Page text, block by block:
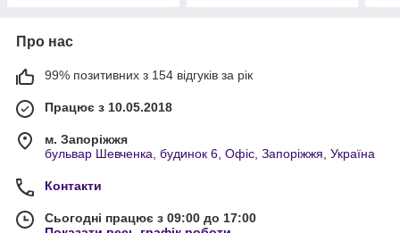
Про нас
99% позитивних з 154 відгуків за рік
Працює з 10.05.2018
м. Запоріжжя
бульвар Шевченка, будинок 6, Офіс, Запоріжжя, Україна
Контакти
Сьогодні працює з 09:00 до 17:00